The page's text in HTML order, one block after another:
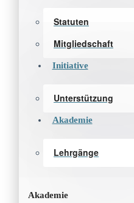
Statuten
Mitgliedschaft
Initiative
Unterstützung
Akademie
Lehrgänge
Akademie